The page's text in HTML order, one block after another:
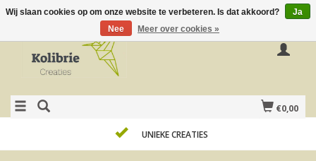
€0,00
UNIEKE CREATIES
Wij slaan cookies op om onze website te verbeteren. Is dat akkoord?
Ja
Nee
Meer over cookies »